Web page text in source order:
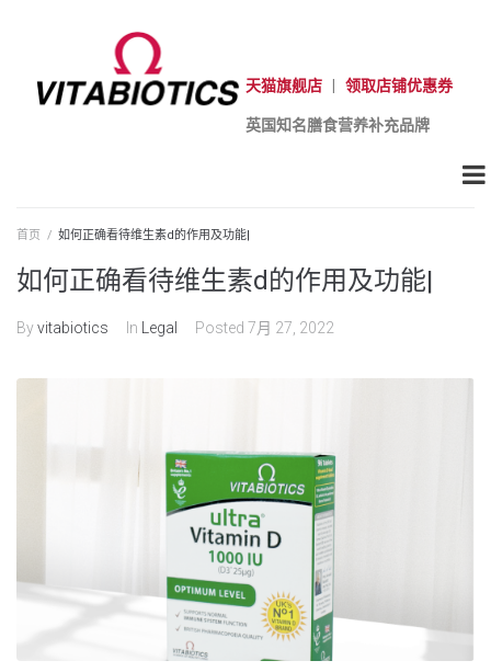
天猫旗舰店 领取店铺优惠券
英国知名膳食营养补充品牌
首页 / 如何正确看待维生素d的作用及功能|
如何正确看待维生素d的作用及功能|
Byvitabiotics In Legal Posted 7月 27, 2022